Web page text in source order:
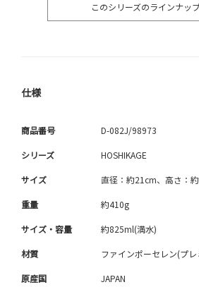
このシリーズのラインナッ
仕様
商品番号 D-082J/98973
シリーズ HOSHIKAGE
サイズ 直径：約21cm、高さ：
重量 約410g
サイズ・容量 約825ml(満水)
材質 ファインポーセレン(プ
原産国 JAPAN